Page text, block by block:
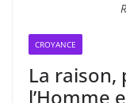
CROYANCE
La
l’Homme